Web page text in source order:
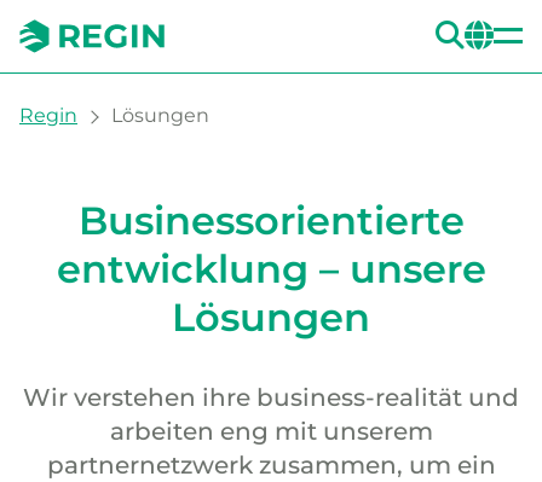
You are here:
Regin Lösungen
Businessorientierte
entwicklung – unsere
Lösungen
Wir verstehen ihre business-realität und
arbeiten eng mit unserem
partnernetzwerk zusammen, um ein